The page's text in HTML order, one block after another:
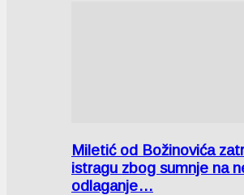
Miletić od Božinovića
istragu zbog sumnje na
odlaganje…